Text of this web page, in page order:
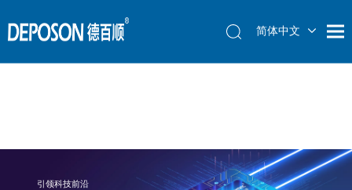
简体中文
简体中文
引领科技前沿
简体中文